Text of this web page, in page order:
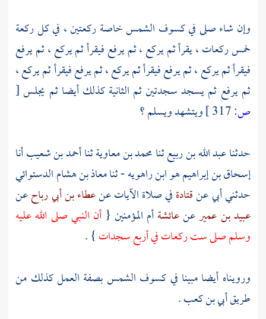
وإن شاء صلى في كسوف الشمس خاصة ركعتين ، في كل ركعة
خمس ركعات ، يقرأ ثم يركع ، ثم يرفع فيقرأ ثم يركع ، ثم يرفع
فيقرأ ثم يركع ، ثم يرفع فيقرأ ثم يركع ، ثم يرفع فيقرأ ثم يركع ،
ثم يرفع ثم يسجد سجدتين ثم الثانية كذلك أيضا ثم يجلس[
ص:
ويتشهد ويسلم ؟
حدثناعبد الله بن ربيعثنامحمد بن معاويةثناأحمد بن شعيبأنا
إسحاق بن إبراهيم هو ابن راهويه- ثنامعاذ بن هشام الدستوائي
حدثني أبي عنقتادةفي صلاة الآيات عنعطاء بن أبي رباحعن
عبيد بن عميرعنعائشةأم المؤمنين {أن النبي صلى الله عليه
وسلم صلى ست ركعات في أربع سجدات} .
ورويناه أيضا مبينا في كسوف الشمس بصفة العمل كذلك من
طريقأبي بن كعب.